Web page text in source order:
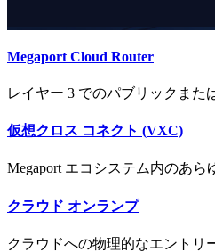
Megaport Cloud Router
レイヤー 3 でのパブリックまた
仮想クロス コネクト (VXC)
Megaport エコシステム内のあら
クラウド オンランプ
クラウドへの物理的なエントリ